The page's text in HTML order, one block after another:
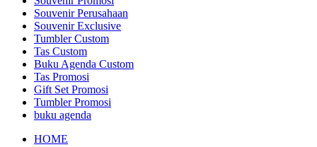
Souvenir Perusahaan
Souvenir Exclusive
Tumbler Custom
Tas Custom
Buku Agenda Custom
Tas Promosi
Gift Set Promosi
Tumbler Promosi
buku agenda
HOME